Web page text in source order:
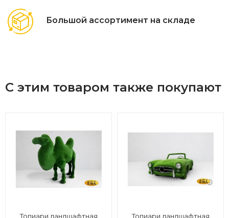
Большой ассортимент на складе
С этим товаром также покупают
Топиари ландшафтная
Топиари ландшафтная